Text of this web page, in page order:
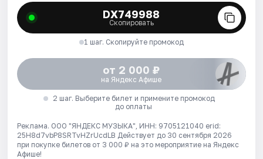
DX749988
Скопировать
1 шаг. Скопируйте промокод
от 2 000 ₽
на Яндекс Афише
2 шаг. Выберите билет и примените промокод
до оплаты
Реклама. ООО "ЯНДЕКС МУЗЫКА", ИНН: 9705121040 erid:
25H8d7vbP8SRTvHZrUcdLB Действует до 30 сентября 2026
при покупке билетов от 3 000 ₽ на это мероприятие на Яндекс
Афише!